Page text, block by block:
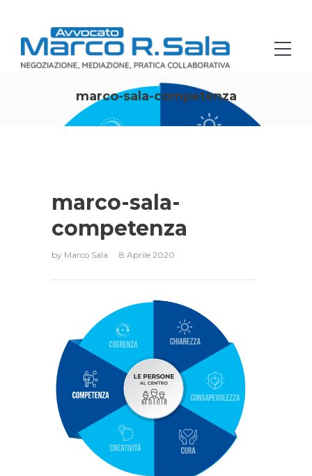
marco-sala-competenza
marco-sala-
competenza
by Marco Sala 8 Aprile 2020